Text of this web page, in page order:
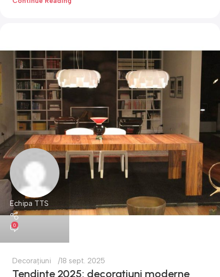
Echipa TTS
0
Decorațiuni 18 sept. 2025
Tendințe 2025: decorațiuni moderne